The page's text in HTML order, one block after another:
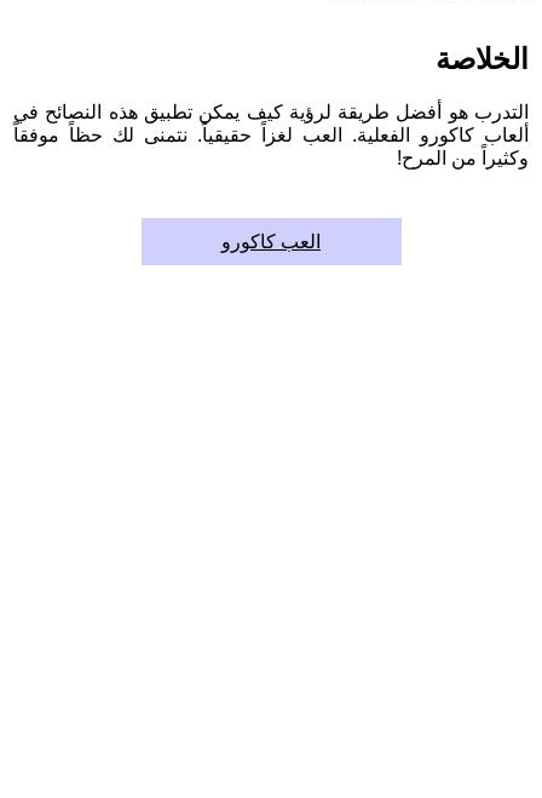
الخلاصة
التدرب هو أفضل طريقة لرؤية كيف يمكن تطبيق هذه النصائح في
ألعاب كاكورو الفعلية. العب لغزاً حقيقياً. نتمنى لك حظاً موفقاً
وكثيراً من المرح!
العب كاكورو